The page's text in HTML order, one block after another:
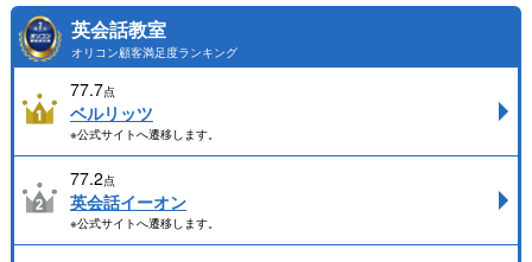
英会話教室
オリコン顧客満足度ランキング
77.7点
ベルリッツ
※公式サイトへ遷移します。
77.2点
英会話イーオン
※公式サイトへ遷移します。